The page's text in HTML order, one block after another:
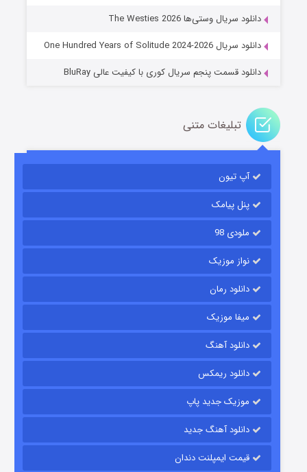
مردگان متحرک: شهر مرده ۳
قسمت۲ (زیرنویس) منتشر شد
قسمت۷ (زیرنویس) منتشر شد
دانلود سریال وستی‌ها The Westies 2026
دانلود سریال One Hundred Years of Solitude 2024-2026
دانلود قسمت پنجم سریال کوری با کیفیت عالی BluRay
تبلیغات متنی
آپ تیون
پنل پیامک
ملودی 98
نواز موزیک
دانلود رمان
میفا موزیک
دانلود آهنگ
دانلود ریمکس
موزیک جدید پاپ
دانلود آهنگ جدید
قیمت ایمپلنت دندان